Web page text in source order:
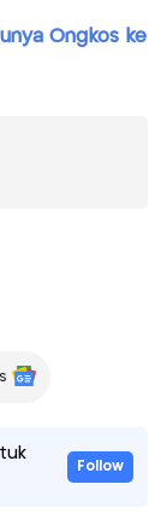
Ongkos ke
Follow